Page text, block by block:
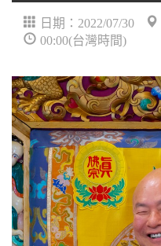
日期：2022/07/30
00:00(台灣時間)